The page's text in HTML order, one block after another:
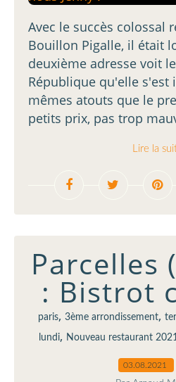
Avec le succès colossal
Bouillon Pigalle, il était
deuxième adresse voit
République qu'elle s'est
mêmes atouts que le
petits prix, pas trop
Lire la
Parcelles
: Bistrot
paris, 3ème arrondissement,
lundi, Nouveau restaurant
03.08.2021